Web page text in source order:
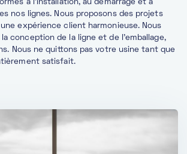
à l'installation, au démarrage et à
nos lignes. Nous proposons des projets
expérience client harmonieuse. Nous
conception de la ligne et de l'emballage,
Nous ne quittons pas votre usine tant que
satisfait.